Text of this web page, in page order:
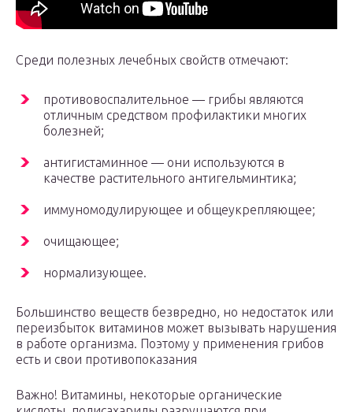
Среди полезных лечебных свойств отмечают:
противовоспалительное — грибы являются
отличным средством профилактики многих
болезней;
антигистаминное — они используются в
качестве растительного антигельминтика;
иммуномодулирующее и общеукрепляющее;
очищающее;
нормализующее.
Большинство веществ безвредно, но недостаток или
переизбыток витаминов может вызывать нарушения
в работе организма. Поэтому у применения грибов
есть и свои противопоказания
Важно! Витамины, некоторые органические